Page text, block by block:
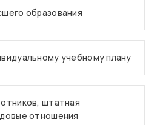
образования
учебному плану
штатная
отношения